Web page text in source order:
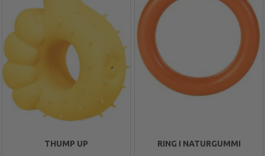
THUMP UP RING I NATURGUMMI